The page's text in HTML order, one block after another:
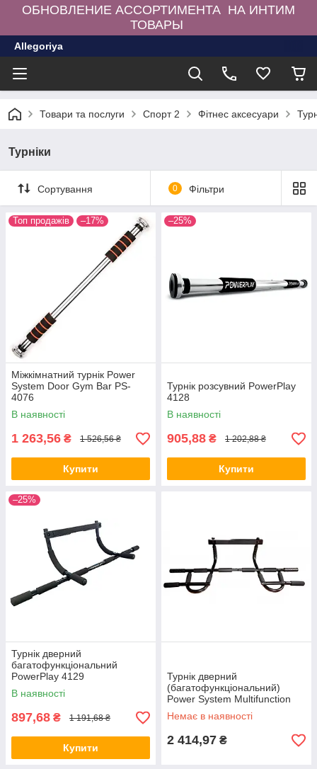
ОБНОВЛЕНИЕ АССОРТИМЕНТА НА ИНТИМ
ТОВАРЫ
Allegoriya
Товари та послуги Спорт 2 Фітнес аксесуари
Турніки
Сортування 0 Фільтри
Топ продажів –17%
Міжкімнатний турнік Power
System Door Gym Bar PS-
4076
В наявності
1 263,56 ₴ 1 526,56 ₴
Купити
–25%
Турнік розсувний PowerPlay
4128
В наявності
905,88 ₴ 1 202,88 ₴
Купити
–25%
Турнік дверний
багатофункціональний
PowerPlay 4129
В наявності
897,68 ₴ 1 191,68 ₴
Купити
Турнік дверний
(багатофункціональний)
Power System Multifunction
Door Rack PS-4077
Немає в наявності
2 414,97 ₴